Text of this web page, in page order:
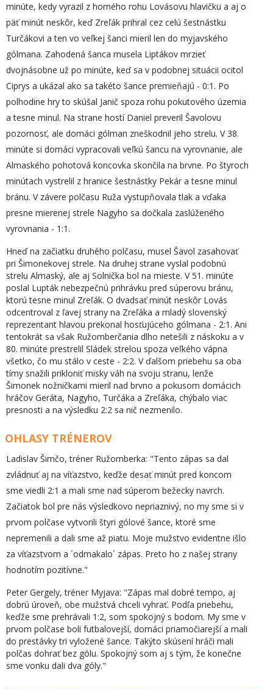
minúte, kedy vyrazil z horného rohu Lovásovu hlavičku a aj o
päť minút neskôr, keď Zreľák prihral cez celú šestnástku
Turčákovi a ten vo veľkej šanci mieril len do myjavského
gólmana. Zahodená šanca musela Liptákov mrzieť
dvojnásobne už po minúte, keď sa v podobnej situácii ocitol
Ciprys a ukázal ako sa takéto šance premieňajú - 0:1. Po
polhodine hry to skúšal Janič spoza rohu pokutového územia
a tesne minul. Na strane hostí Daniel preveril Šavolovu
pozornosť, ale domáci gólman zneškodnil jeho strelu. V 38.
minúte si domáci vypracovali veľkú šancu na vyrovnanie, ale
Almaského pohotová koncovka skončila na brvne. Po štyroch
minútach vystrelil z hranice šestnástky Pekár a tesne minul
bránu. V závere polčasu Ruža vystupňovala tlak a vďaka
presne mierenej strele Nagyho sa dočkala zaslúženého
vyrovnania - 1:1.
Hneď na začiatku druhého polčasu, musel Šavol zasahovať
pri Šimonekovej strele. Na druhej strane vyslal podobnú
strelu Almaský, ale aj Solnička bol na mieste. V 51. minúte
poslal Lupták nebezpečnú prihrávku pred súperovu bránu,
ktorú tesne minul Zreľák. O dvadsať minút neskôr Lovás
odcentroval z ľavej strany na Zreľáka a mladý slovenský
reprezentant hlavou prekonal hosťujúceho gólmana - 2:1. Ani
tentokrát sa však Ružomberčania dlho netešili z náskoku a v
80. minúte prestrelil Sládek strelou spoza veľkého vápna
všetko, čo mu stálo v ceste - 2:2. V ďalšom priebehu sa oba
tímy snažili prikloniť misky váh na svoju stranu, lenže
Šimonek nožničkami mieril nad brvno a pokusom domácich
hráčov Geráta, Nagyho, Turčáka a Zreľáka, chýbalo viac
presnosti a na výsledku 2:2 sa nič nezmenilo.
OHLASY TRÉNEROV
Ladislav Šimčo, tréner Ružomberka: "Tento zápas sa dal
zvládnuť aj na víťazstvo, keďže desať minút pred koncom
sme viedli 2:1 a mali sme nad súperom bežecky navrch.
Začiatok bol pre nás výsledkovo nepriaznivý, no my sme si v
prvom polčase vytvorili štyri gólové šance, ktoré sme
nepremenili a dali sme až piatu. Moje mužstvo evidentne išlo
za víťazstvom a ´odmakalo´ zápas. Preto ho z našej strany
hodnotím pozitívne."
Peter Gergely, tréner Myjava: "Zápas mal dobré tempo, aj
dobrú úroveň, obe mužstvá chceli vyhrať. Podľa priebehu,
keďže sme prehrávali 1:2, som spokojný s bodom. My sme v
prvom polčase boli futbalovejší, domáci priamočiarejší a mali
do prestávky tri vyložené šance. Takýto skúsení hráči mali
polčas dohrať bez gólu. Spokojný som aj s tým, že konečne
sme vonku dali dva góly."